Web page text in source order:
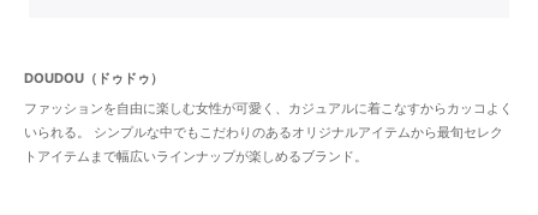
DOUDOU（ドゥドゥ）
ファッションを自由に楽しむ女性が可愛く、カジュアルに着こなすからカッコよく
いられる。 シンプルな中でもこだわりのあるオリジナルアイテムから最旬セレク
トアイテムまで幅広いラインナップが楽しめるブランド。